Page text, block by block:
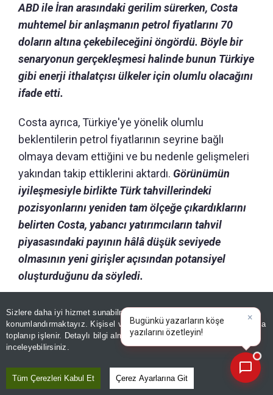
Sizlere daha iyi hizmet sunabilmek adına sitemizde
konumlandırmaktayız. Kişisel verileriniz, KVKK ve GDPR kapsamında
toplanıp işlenir. Detaylı bilgi almak içinAydınlatma Metnimizi
inceleyebilirsiniz.
Tüm Çerezleri Kabul Et Çerez Ayarlarına Git
ABD ile İran arasındaki gerilim sürerken, Costa
muhtemel bir anlaşmanın petrol fiyatlarını 70
doların altına çekebileceğini öngördü. Böyle bir
senaryonun gerçekleşmesi halinde bunun Türkiye
gibi enerji ithalatçısı ülkeler için olumlu olacağını
ifade etti.
Costa ayrıca, Türkiye'ye yönelik olumlu
beklentilerin petrol fiyatlarının seyrine bağlı
olmaya devam ettiğini ve bu nedenle gelişmeleri
yakından takip ettiklerini aktardı. Görünümün
iyileşmesiyle birlikte Türk tahvillerindeki
pozisyonlarını yeniden tam ölçeğe çıkardıklarını
belirten Costa, yabancı yatırımcıların tahvil
piyasasındaki payının hâlâ düşük seviyede
olmasının yeni girişler açısından potansiyel
oluşturduğunu da söyledi.
Editör :EMİNE GÜL KARAKAŞ|Kaynak: TÜRKİYE GAZETESİ
Yayın Tarihi | 06 Ağustos, 2026 - 11:41
Bugün